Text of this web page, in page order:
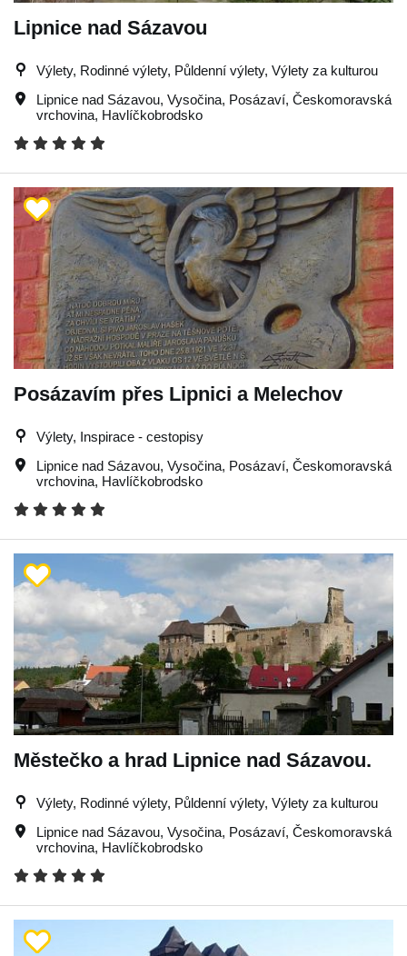
Lipnice nad Sázavou
Výlety, Rodinné výlety, Půldenní výlety, Výlety za kulturou
Lipnice nad Sázavou, Vysočina, Posázaví, Českomoravská
vrchovina, Havlíčkobrodsko
Posázavím přes Lipnici a Melechov
Výlety, Inspirace - cestopisy
Lipnice nad Sázavou, Vysočina, Posázaví, Českomoravská
vrchovina, Havlíčkobrodsko
Městečko a hrad Lipnice nad Sázavou.
Výlety, Rodinné výlety, Půldenní výlety, Výlety za kulturou
Lipnice nad Sázavou, Vysočina, Posázaví, Českomoravská
vrchovina, Havlíčkobrodsko